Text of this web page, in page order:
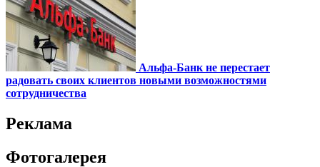
Альфа-Банк не перестает
радовать своих клиентов новыми возможностями
сотрудничества
Реклама
Фотогалерея